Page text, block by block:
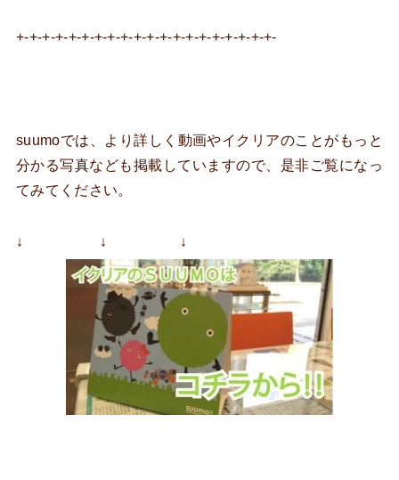
+-+-+-+-+-+-+-+-+-+-+-+-+-+-+-+-+-+-+-+-
suumoでは、より詳しく動画やイクリアのことがもっと
分かる写真なども掲載していますので、是非ご覧になっ
てみてください。
↓ ↓ ↓